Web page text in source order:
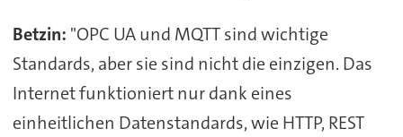
Betzin: "OPC UA und MQTT sind wichtige
Standards, aber sie sind nicht die einzigen. Das
Internet funktioniert nur dank eines
einheitlichen Datenstandards, wie HTTP, REST